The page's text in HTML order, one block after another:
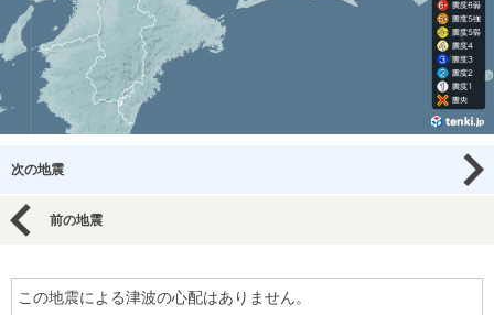
次の地震
前の地震
この地震による津波の心配はありません。